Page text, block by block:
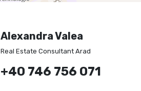
Alexandra Valea
Real Estate Consultant Arad
+40 746 756 071